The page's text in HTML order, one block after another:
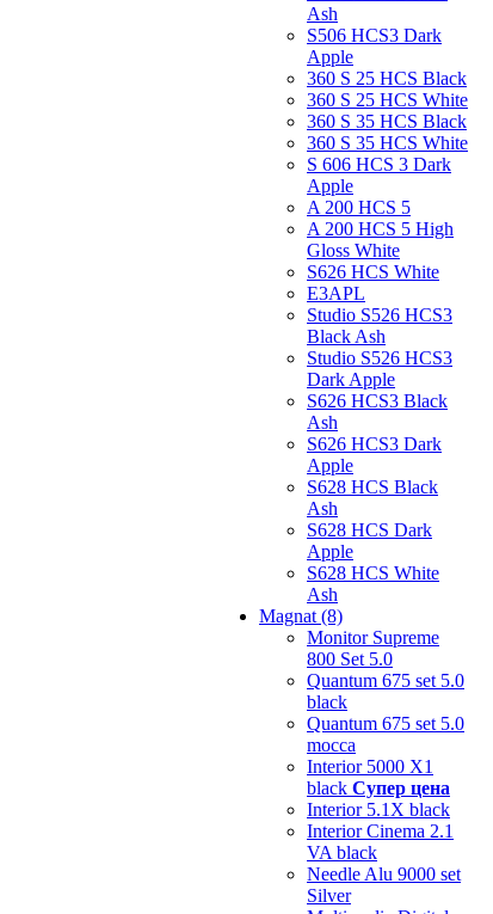
Ash
S506 HCS3 Dark
Apple
360 S 25 HCS Black
360 S 25 HCS White
360 S 35 HCS Black
360 S 35 HCS White
S 606 HCS 3 Dark
Apple
A 200 HCS 5
A 200 HCS 5 High
Gloss White
S626 HCS White
E3APL
Studio S526 HCS3
Black Ash
Studio S526 HCS3
Dark Apple
S626 HCS3 Black
Ash
S626 HCS3 Dark
Apple
S628 HCS Black
Ash
S628 HCS Dark
Apple
S628 HCS White
Ash
Magnat (8)
Monitor Supreme
800 Set 5.0
Quantum 675 set 5.0
black
Quantum 675 set 5.0
mocca
Interior 5000 X1
black Супер цена
Interior 5.1X black
Interior Cinema 2.1
VA black
Needle Alu 9000 set
Silver